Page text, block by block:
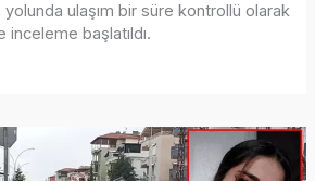
ulaşım bir süre kontrollü olarak
inceleme başlatıldı.